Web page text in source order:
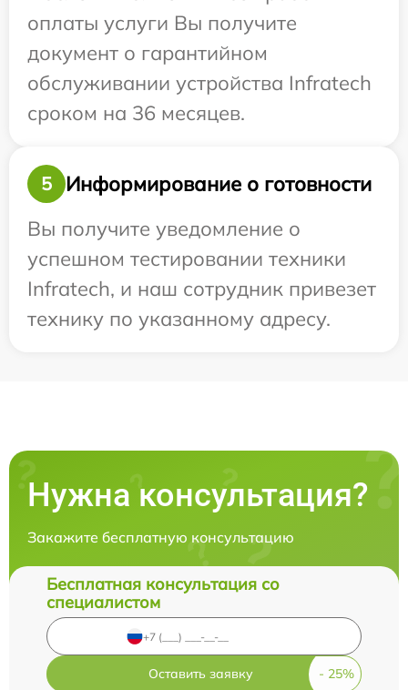
оплаты услуги Вы получите
документ о гарантийном
обслуживании устройства Infratech
сроком на 36 месяцев.
5
Информирование о готовности
Вы получите уведомление о
успешном тестировании техники
Infratech, и наш сотрудник привезет
технику по указанному адресу.
Нужна консультация?
Закажите бесплатную консультацию
Бесплатная консультация со
специалистом
Оставить заявку